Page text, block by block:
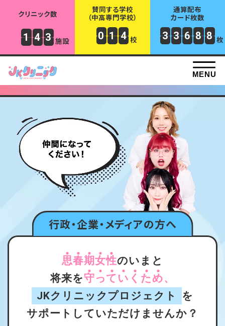
クリニック数
1 4 3 施設
賛同する学校
（中高専門学校）
0 1 4 校
通算配布
カード枚数
3 3 6 8 8 枚
行政・企業・メディアの方へ
思春期女性のいまと
将来を守って い く た め、
JKクリニックプロジェクト
を
サポートしていただけませんか？